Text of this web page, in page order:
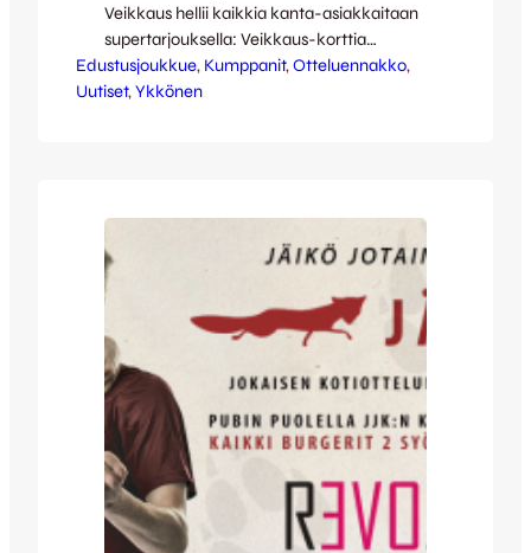
Veikkaus hellii kaikkia kanta-asiakkaitaan
supertarjouksella: Veikkaus-korttia
vilauttamalla Harjun sisäänpääsyportilla
saat kaksi lippua yhden hinnalla! Superetu
sukulainen joka on vielä vähän empinyt
kettumatsiin lähtemistä, sillä tarjolla on
huippupeli, aurinkoinen keli ja kaikki
Veikkaus-korttia…
Edustusjoukkue, Kumppanit, Otteluennakko
Uutiset, Ykkönen